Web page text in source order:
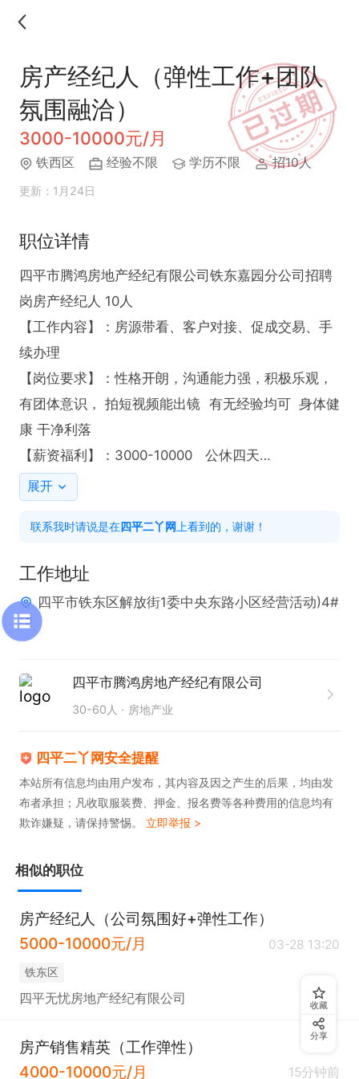
房产经纪人（弹性工作+团队
氛围融洽）
3000-10000元/月
铁西区 经验不限 学历不限 招10人
更新：1月24日
职位详情
四平市腾鸿房地产经纪有限公司铁东嘉园分公司招聘
岗房产经纪人 10人
【工作内容】：房源带看、客户对接、促成交易、手
续办理
【岗位要求】：性格开朗，沟通能力强，积极乐观，
有团体意识， 拍短视频能出镜  有无经验均可  身体健
康 干净利落
【薪资福利】：3000-10000   公休四天
【工作时间】：早8晚5   有休息
经营活动)4#楼
联系我时，请说是在“四平二丫网”看的信息，谢谢
展开
联系我时请说是在四平二丫网 上看到的，谢谢！
工作地址
四平市铁东区解放街1委中央东路小区经营活动)4#
楼
四平市腾鸿房地产经纪有限公司
30-60人 房地产业
四平二丫网安全提醒
本站所有信息均由用户发布，其内容及因之产生的后果，均由发
布者承担；凡收取服装费、押金、报名费等各种费用的信息均有
欺诈嫌疑，请保持警惕。 立即举报 >
相似的职位
房产经纪人（公司氛围好+弹性工作）
5000-10000元/月
03-28 13:20
铁东区
四平无忧房地产经纪有限公司
房产销售精英（工作弹性）
4000-10000元/月
15分钟前
收藏
分享